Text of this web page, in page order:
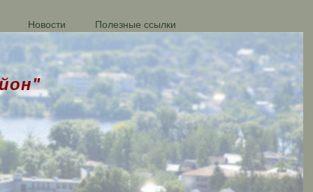
Новости Полезные ссылки